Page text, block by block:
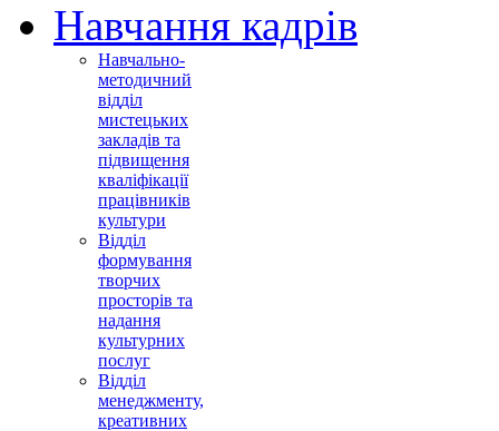
Навчання кадрів
Навчально-
методичний
відділ
мистецьких
закладів та
підвищення
кваліфікації
працівників
культури
Відділ
формування
творчих
просторів та
надання
культурних
послуг
Відділ
менеджменту,
креативних